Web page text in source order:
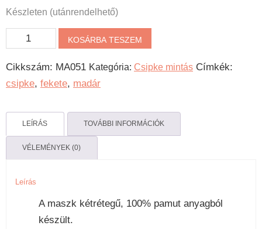
Készleten (utánrendelhető)
Csipke
pillangós
maszk
mennyiség
KOSÁRBA TESZEM
Cikkszám: MA051 Kategória: Csipke mintás Címkék:
csipke, fekete, madár
LEÍRÁS TOVÁBBI INFORMÁCIÓK
VÉLEMÉNYEK (0)
Leírás
A maszk kétrétegű, 100% pamut anyagból
készült.